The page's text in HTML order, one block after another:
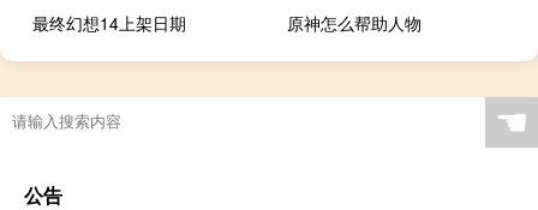
最终幻想14上架日期
原神怎么帮助人物
☚
公告